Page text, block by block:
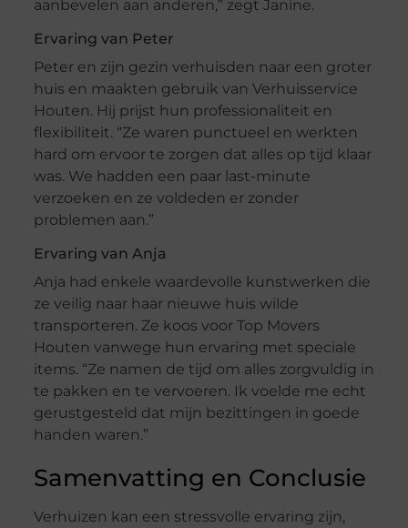
aanbevelen aan anderen,” zegt Janine.
Ervaring van Peter
Peter en zijn gezin verhuisden naar een groter
huis en maakten gebruik van Verhuisservice
Houten. Hij prijst hun professionaliteit en
flexibiliteit. “Ze waren punctueel en werkten
hard om ervoor te zorgen dat alles op tijd klaar
was. We hadden een paar last-minute
verzoeken en ze voldeden er zonder
problemen aan.”
Ervaring van Anja
Anja had enkele waardevolle kunstwerken die
ze veilig naar haar nieuwe huis wilde
transporteren. Ze koos voor Top Movers
Houten vanwege hun ervaring met speciale
items. “Ze namen de tijd om alles zorgvuldig in
te pakken en te vervoeren. Ik voelde me echt
gerustgesteld dat mijn bezittingen in goede
handen waren.”
Samenvatting en Conclusie
Verhuizen kan een stressvolle ervaring zijn,